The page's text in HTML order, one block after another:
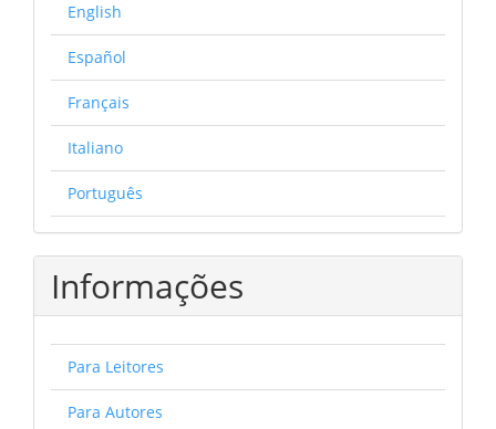
English
Español
Français
Italiano
Português
Informações
Para Leitores
Para Autores